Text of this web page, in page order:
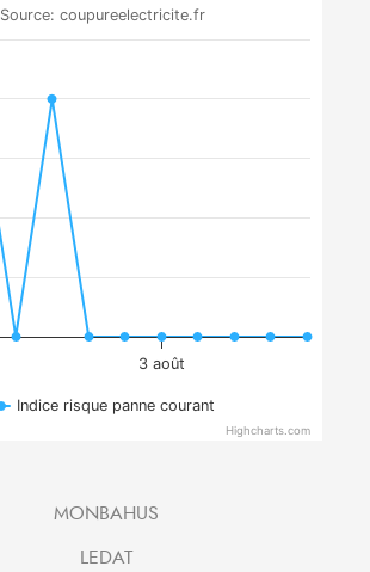
Source: coupureelectricite.fr
3 août
Indice risque panne courant
Highcharts.com
MONBAHUS
LEDAT